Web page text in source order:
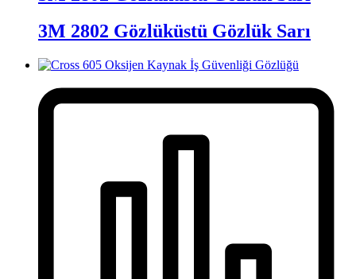
3M 2802 Gözlüküstü Gözlük Sarı